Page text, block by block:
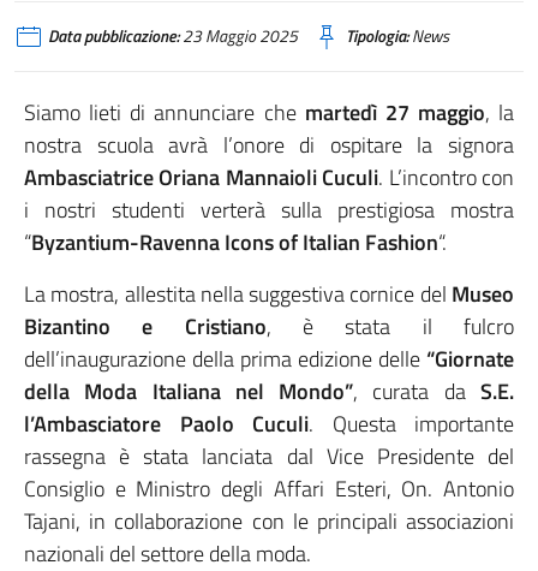
Data pubblicazione:23 Maggio 2025 Tipologia:News
Siamo lieti di annunciare che martedì 27 maggio, la
nostra scuola avrà l’onore di ospitare la signora
Ambasciatrice Oriana Mannaioli Cuculi. L’incontro con
i nostri studenti verterà sulla prestigiosa mostra
“Byzantium-Ravenna Icons of Italian Fashion“.
La mostra, allestita nella suggestiva cornice del Museo
Bizantino e Cristiano, è stata il fulcro
dell’inaugurazione della prima edizione delle “Giornate
della Moda Italiana nel Mondo”, curata daS.E.
l’Ambasciatore Paolo Cuculi. Questa importante
rassegna è stata lanciata dal Vice Presidente del
Consiglio e Ministro degli Affari Esteri, On. Antonio
Tajani, in collaborazione con le principali associazioni
nazionali del settore della moda.